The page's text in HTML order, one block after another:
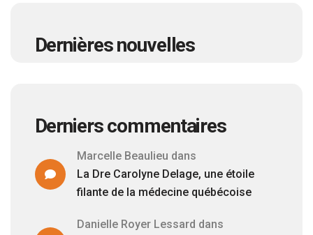
Dernières nouvelles
Derniers commentaires
Marcelle Beaulieu dans
La Dre Carolyne Delage, une étoile
filante de la médecine québécoise
Danielle Royer Lessard dans